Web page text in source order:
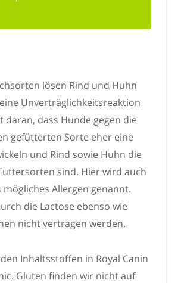
lösen Rind und Huhn
Unverträglichkeitsreaktion
daran, dass Hunde gegen die
gefütterten Sorte eher eine
und Rind sowie Huhn die
sind. Hier wird auch
mögliches Allergen genannt.
die Lactose ebenso wie
nicht vertragen werden.
Inhaltsstoffen in Royal Canin
Gluten finden wir nicht auf